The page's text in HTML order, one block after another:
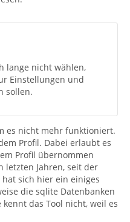
lange nicht wählen,
Einstellungen und
sollen.
es nicht mehr funktioniert.
Profil. Dabei erlaubt es
Profil übernommen
letzten Jahren, seit der
hat sich hier ein einiges
die sqlite Datenbanken
das Tool nicht, weil es